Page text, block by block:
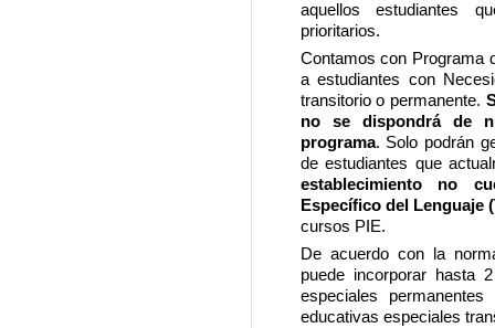
aquellos estudiantes
prioritarios.
Contamos con Programa
a estudiantes con
transitorio o permanente.
no se dispondrá de
programa. Solo podrán
de estudiantes que
establecimiento no
Específico del Lenguaje
cursos PIE.
De acuerdo con la
puede incorporar hasta
especiales
educativas especiales